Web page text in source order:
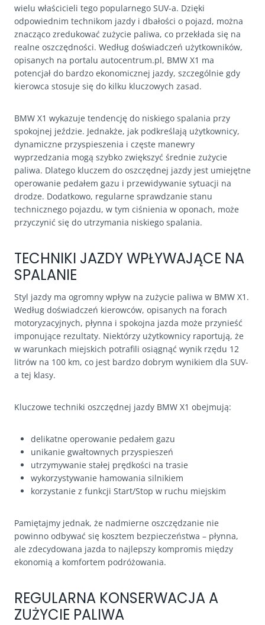
wielu właścicieli tego popularnego SUV-a. Dzięki
odpowiednim technikom jazdy i dbałości o pojazd, można
znacząco zredukować zużycie paliwa, co przekłada się na
realne oszczędności. Według doświadczeń użytkowników,
opisanych na portalu autocentrum.pl, BMW X1 ma
potencjał do bardzo ekonomicznej jazdy, szczególnie gdy
kierowca stosuje się do kilku kluczowych zasad.
BMW X1 wykazuje tendencję do niskiego spalania przy
spokojnej jeździe. Jednakże, jak podkreślają użytkownicy,
dynamiczne przyspieszenia i częste manewry
wyprzedzania mogą szybko zwiększyć średnie zużycie
paliwa. Dlatego kluczem do oszczędnej jazdy jest umiejętne
operowanie pedałem gazu i przewidywanie sytuacji na
drodze. Dodatkowo, regularne sprawdzanie stanu
technicznego pojazdu, w tym ciśnienia w oponach, może
przyczynić się do utrzymania niskiego spalania.
TECHNIKI JAZDY WPŁYWAJĄCE NA
SPALANIE
Styl jazdy ma ogromny wpływ na zużycie paliwa w BMW X1.
Według doświadczeń kierowców, opisanych na forach
motoryzacyjnych, płynna i spokojna jazda może przynieść
imponujące rezultaty. Niektórzy użytkownicy raportują, że
w warunkach miejskich potrafili osiągnąć wynik rzędu 12
litrów na 100 km, co jest bardzo dobrym wynikiem dla SUV-
a tej klasy.
Kluczowe techniki oszczędnej jazdy BMW X1 obejmują:
delikatne operowanie pedałem gazu
unikanie gwałtownych przyspieszeń
utrzymywanie stałej prędkości na trasie
wykorzystywanie hamowania silnikiem
korzystanie z funkcji Start/Stop w ruchu miejskim
Pamiętajmy jednak, że nadmierne oszczędzanie nie
powinno odbywać się kosztem bezpieczeństwa – płynna,
ale zdecydowana jazda to najlepszy kompromis między
ekonomią a komfortem podróżowania.
REGULARNA KONSERWACJA A
ZUŻYCIE PALIWA